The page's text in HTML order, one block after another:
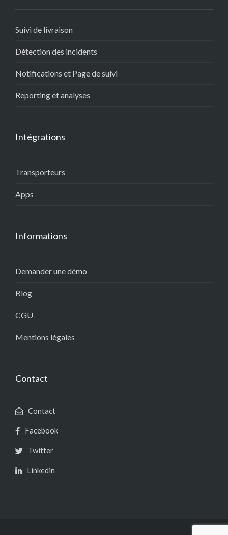
Suivi de livraison
Détection des incidents
Notifications et Page de suivi
Reporting et analyses
Intégrations
Transporteurs
Apps
Informations
Demander une démo
Blog
CGU
Mentions légales
Contact
Contact
Facebook
Twitter
Linkedin